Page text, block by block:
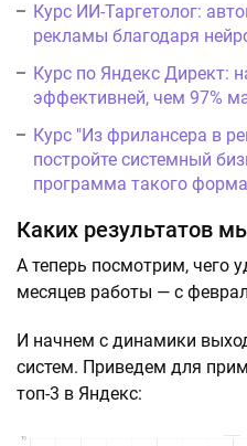
Курс ИИ-Таргетолог:
рекламы благодаря
Курс по Яндекс Директ:
эффективней, чем 97%
Курс "Из фрилансера в
постройте системный
программа такого
Каких результатов
А теперь посмотрим, чего
месяцев работы — с
И начнем с динамики
систем. Приведем для
топ-3 в Яндекс: